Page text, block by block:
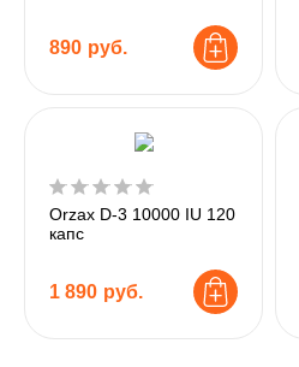
890 руб.
Orzax D-3 10000 IU 120
капс
1 890 руб.